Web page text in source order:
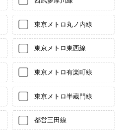
東京メトロ丸ノ内線
東京メトロ東西線
東京メトロ有楽町線
東京メトロ半蔵門線
都営三田線